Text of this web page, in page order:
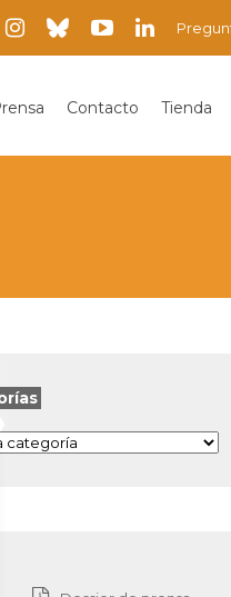
Contacto Tienda